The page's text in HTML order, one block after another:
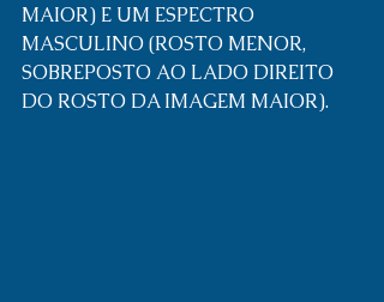
MAIOR) E UM ESPECTRO
MASCULINO (ROSTO MENOR,
SOBREPOSTO AO LADO DIREITO
DO ROSTO DA IMAGEM MAIOR).